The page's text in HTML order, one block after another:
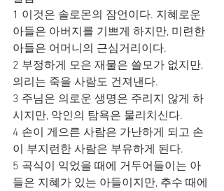
1 이것은 솔로몬의 잠언이다. 지혜로운
아들은 아버지를 기쁘게 하지만, 미련한
아들은 어머니의 근심거리이다.
2 부정하게 모은 재물은 쓸모가 없지만,
의리는 죽을 사람도 건져낸다.
3 주님은 의로운 생명은 주리지 않게 하
시지만, 악인의 탐욕은 물리치신다.
4 손이 게으른 사람은 가난하게 되고 손
이 부지런한 사람은 부유하게 된다.
5 곡식이 익었을 때에 거두어들이는 아
들은 지혜가 있는 아들이지만, 추수 때에